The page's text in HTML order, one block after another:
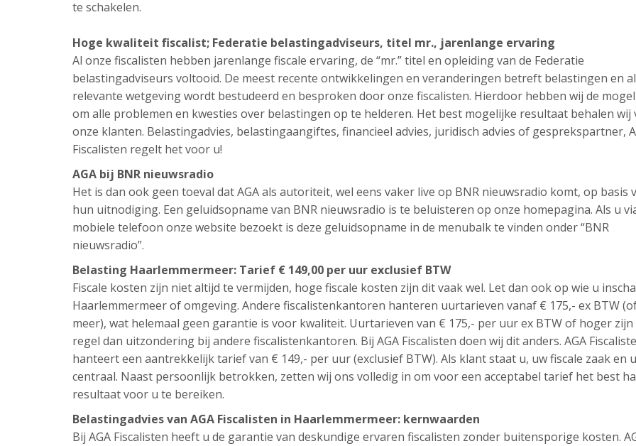
te schakelen.
Hoge kwaliteit fiscalist; Federatie belastingadviseurs, titel mr., jarenlange ervaring
Al onze fiscalisten hebben jarenlange fiscale ervaring, de “mr.” titel en opleiding van de Federatie
belastingadviseurs voltooid. De meest recente ontwikkelingen en veranderingen betreft belastingen en
relevante wetgeving wordt bestudeerd en besproken door onze fiscalisten. Hierdoor hebben wij de
om alle problemen en kwesties over belastingen op te helderen. Het best mogelijke resultaat behalen wij
onze klanten. Belastingadvies, belastingaangiftes, financieel advies, juridisch advies of gesprekspartner,
Fiscalisten regelt het voor u!
AGA bij BNR nieuwsradio
Het is dan ook geen toeval dat AGA als autoriteit, wel eens vaker live op BNR nieuwsradio komt, op basis
hun uitnodiging. Een geluidsopname van BNR nieuwsradio is te beluisteren op onze homepagina. Als u
mobiele telefoon onze website bezoekt is deze geluidsopname in de menubalk te vinden onder “BNR
nieuwsradio”.
Belasting Haarlemmermeer: Tarief € 149,00 per uur exclusief BTW
Fiscale kosten zijn niet altijd te vermijden, hoge fiscale kosten zijn dit vaak wel. Let dan ook op wie u
Haarlemmermeer of omgeving. Andere fiscalistenkantoren hanteren uurtarieven vanaf € 175,- ex BTW
meer), wat helemaal geen garantie is voor kwaliteit. Uurtarieven van € 175,- per uur ex BTW of hoger
regel dan uitzondering bij andere fiscalistenkantoren. Bij AGA Fiscalisten doen wij dit anders. AGA
hanteert een aantrekkelijk tarief van € 149,- per uur (exclusief BTW). Als klant staat u, uw fiscale zaak en
centraal. Naast persoonlijk betrokken, zetten wij ons volledig in om voor een acceptabel tarief het best
resultaat voor u te bereiken.
Belastingadvies van AGA Fiscalisten in Haarlemmermeer: kernwaarden
Bij AGA Fiscalisten heeft u de garantie van deskundige ervaren fiscalisten zonder buitensporige kosten.